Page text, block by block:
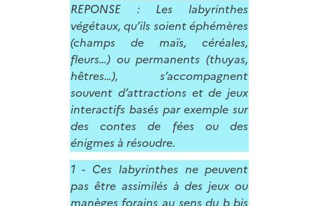
REPONSE : Les labyrinthes
végétaux, qu’ils soient éphémères
(champs de maïs, céréales,
fleurs…) ou permanents (thuyas,
hêtres…), s’accompagnent
souvent d’attractions et de jeux
interactifs basés par exemple sur
des contes de fées ou des
énigmes à résoudre.
1 - Ces labyrinthes ne peuvent
pas être assimilés à des jeux ou
manèges forains au sens du b bis